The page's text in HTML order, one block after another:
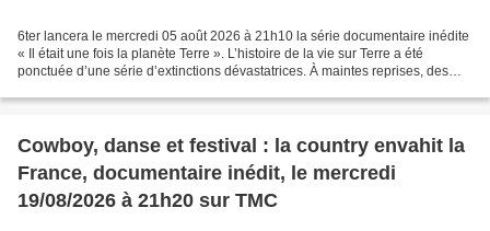
6ter lancera le mercredi 05 août 2026 à 21h10 la série documentaire inédite
« Il était une fois la planète Terre ». L’histoire de la vie sur Terre a été
ponctuée d’une série d’extinctions dévastatrices. À maintes reprises, des
Cowboy, danse et festival : la country envahit la
France, documentaire inédit, le mercredi
19/08/2026 à 21h20 sur TMC